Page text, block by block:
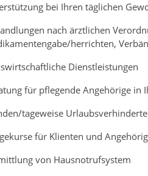
bei Ihren täglichen
nach ärztlichen
herrichten,
Dienstleistungen
für pflegende Angehörige in
tageweise
für Klienten und
von Hausnotrufsystem